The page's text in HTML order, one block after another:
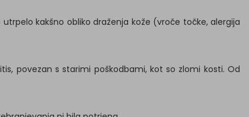
kakšno obliko draženja kože (vroče točke, alergija
povezan s starimi poškodbami, kot so zlomi kosti. Od